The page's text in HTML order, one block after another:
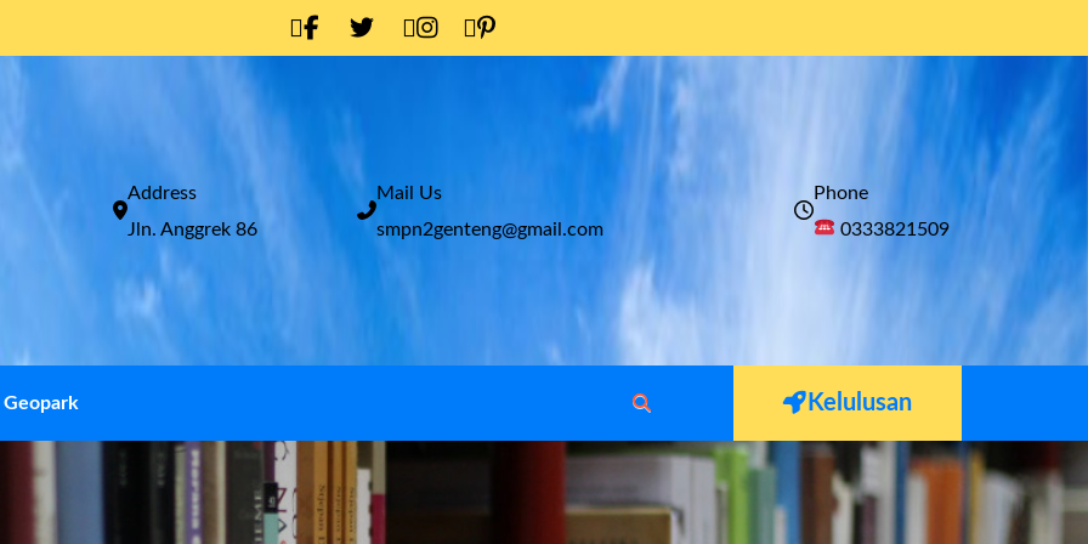
Address
Jln. Anggrek 86
Mail Us
smpn2genteng@gmail.com
Phone
0333821509
Geopark Kelulusan